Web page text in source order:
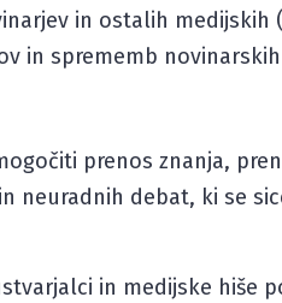
in ostalih medijskih
in sprememb
prenos znanja,
neuradnih debat, ki se
in medijske hiše